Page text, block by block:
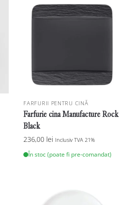
FARFURII PENTRU CINĂ
Farfurie cina Manufacture Rock
Black
236,00 lei Inclusiv TVA 21%
În stoc (poate fi pre-comandat)